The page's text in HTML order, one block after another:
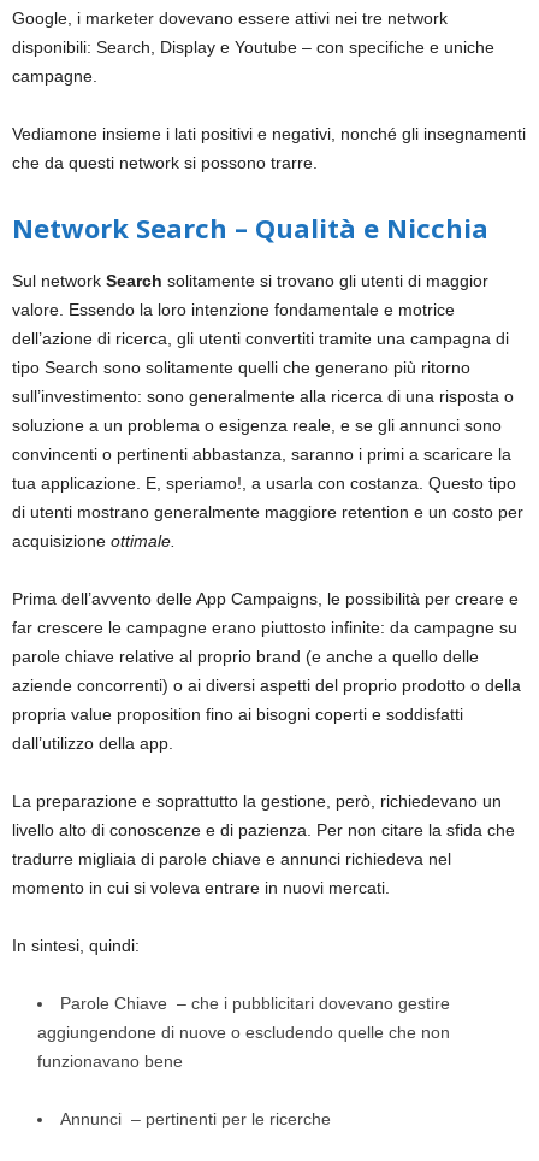
Google, i marketer dovevano essere attivi nei tre network
disponibili: Search, Display e Youtube – con specifiche e uniche
campagne.
Vediamone insieme i lati positivi e negativi, nonché gli insegnamenti
che da questi network si possono trarre.
Network Search – Qualità e Nicchia
Sul network Search solitamente si trovano gli utenti di maggior
valore. Essendo la loro intenzione fondamentale e motrice
dell’azione di ricerca, gli utenti convertiti tramite una campagna di
tipo Search sono solitamente quelli che generano più ritorno
sull’investimento: sono generalmente alla ricerca di una risposta o
soluzione a un problema o esigenza reale, e se gli annunci sono
convincenti o pertinenti abbastanza, saranno i primi a scaricare la
tua applicazione. E, speriamo!, a usarla con costanza. Questo tipo
di utenti mostrano generalmente maggiore retention e un costo per
acquisizione ottimale.
Prima dell’avvento delle App Campaigns, le possibilità per creare e
far crescere le campagne erano piuttosto infinite: da campagne su
parole chiave relative al proprio brand (e anche a quello delle
aziende concorrenti) o ai diversi aspetti del proprio prodotto o della
propria value proposition fino ai bisogni coperti e soddisfatti
dall’utilizzo della app.
La preparazione e soprattutto la gestione, però, richiedevano un
livello alto di conoscenze e di pazienza. Per non citare la sfida che
tradurre migliaia di parole chiave e annunci richiedeva nel
momento in cui si voleva entrare in nuovi mercati.
In sintesi, quindi:
Parole Chiave – che i pubblicitari dovevano gestire
aggiungendone di nuove o escludendo quelle che non
funzionavano bene
Annunci – pertinenti per le ricerche